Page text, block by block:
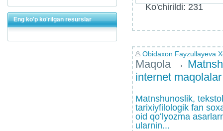
Eng ko'p ko'rilgan resurslar
Ko'chirildi: 231
Obidaxon Fayzullayeva
Maqola →
internet maqolalar
Matnshunoslik,
tarixiyfilologik fan
oid qoʻlyozma
ularnin...